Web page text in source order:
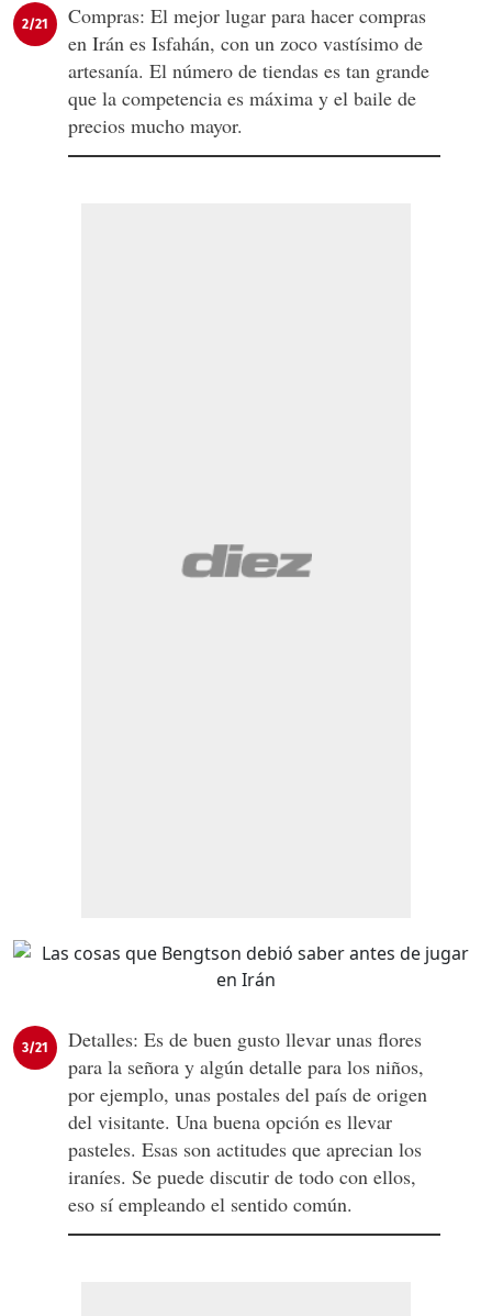
2/21
Compras: El mejor lugar para hacer compras
en Irán es Isfahán, con un zoco vastísimo de
artesanía. El número de tiendas es tan grande
que la competencia es máxima y el baile de
precios mucho mayor.
3/21
Detalles: Es de buen gusto llevar unas flores
para la señora y algún detalle para los niños,
por ejemplo, unas postales del país de origen
del visitante. Una buena opción es llevar
pasteles. Esas son actitudes que aprecian los
iraníes. Se puede discutir de todo con ellos,
eso sí empleando el sentido común.